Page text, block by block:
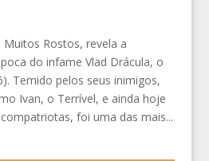
Muitos Rostos, revela a
do infame Vlad Drácula, o
Temido pelos seus inimigos,
Ivan, o Terrível, e ainda hoje
foi uma das mais...